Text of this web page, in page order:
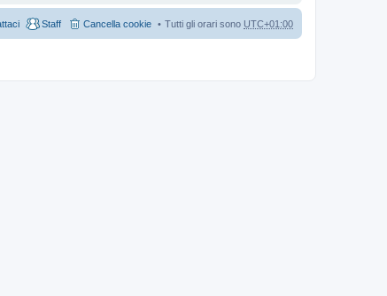
Tutti gli orari sono UTC+01:00
Cancella cookie
Staff